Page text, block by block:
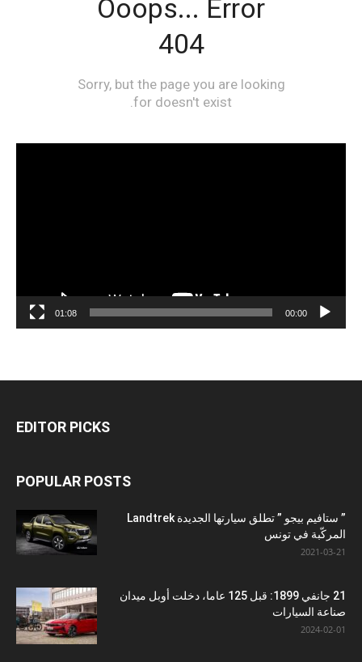
00:00
01:08
EDITOR PICKS
POPULAR POSTS
” ستافيم بيجو ” تطلق سيارتها الجديدة Landtrek
المركّبة في تونس
2021-03-21
21 جانفي 1899: قبل 125 عاما، دخلت أوبل ميدان
صناعة السيارات
2024-02-01